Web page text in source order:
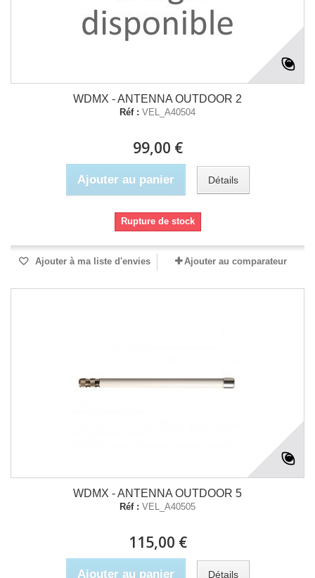
WDMX - ANTENNA OUTDOOR 2
Réf : VEL_A40504
99,00 €
Ajouter au panier Détails
Rupture de stock
Ajouter à ma liste d'envies Ajouter au comparateur
WDMX - ANTENNA OUTDOOR 5
Réf : VEL_A40505
115,00 €
Ajouter au panier Détails